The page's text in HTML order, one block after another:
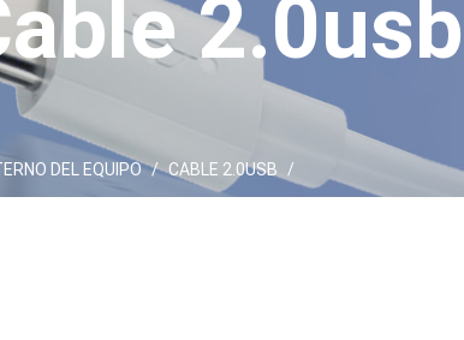
2.0usb
DEL EQUIPO / CABLE 2.0USB /